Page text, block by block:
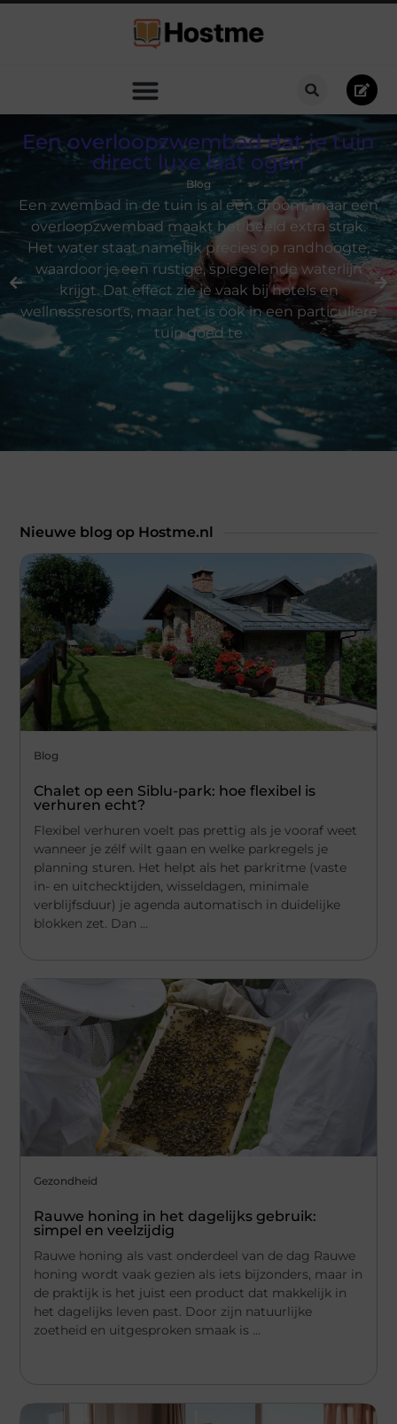
Een overloopzwembad dat je tuin
direct luxe laat ogen
Blog
Een zwembad in de tuin is al een droom, maar een
overloopzwembad maakt het beeld extra strak.
Het water staat namelijk precies op randhoogte,
waardoor je een rustige, spiegelende waterlijn
krijgt. Dat effect zie je vaak bij hotels en
wellnessresorts, maar het is ook in een particuliere
tuin goed te
Nieuwe blog op Hostme.nl
Blog
Chalet op een Siblu-park: hoe flexibel is
verhuren echt?
Flexibel verhuren voelt pas prettig als je vooraf weet
wanneer je zélf wilt gaan en welke parkregels je
planning sturen. Het helpt als het parkritme (vaste
in- en uitchecktijden, wisseldagen, minimale
verblijfsduur) je agenda automatisch in duidelijke
blokken zet. Dan ...
Gezondheid
Rauwe honing in het dagelijks gebruik:
simpel en veelzijdig
Rauwe honing als vast onderdeel van de dag Rauwe
honing wordt vaak gezien als iets bijzonders, maar in
de praktijk is het juist een product dat makkelijk in
het dagelijks leven past. Door zijn natuurlijke
zoetheid en uitgesproken smaak is ...